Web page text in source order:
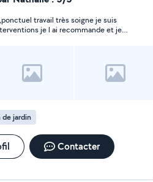
travail très soigne je suis
je l ai recommande et je
jardin
Contacter